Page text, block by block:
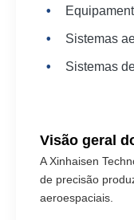
Sistemas
Sistemas
Visão geral
A Xinhaisen
de precisão
aeroespaciais.